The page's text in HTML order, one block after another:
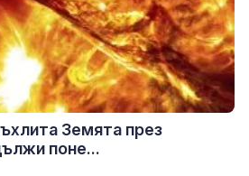
Земята през
поне...